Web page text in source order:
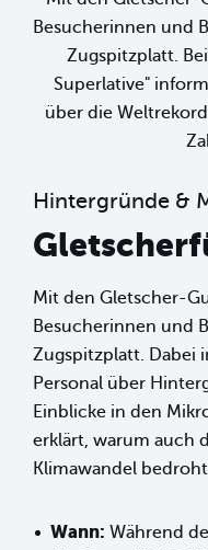
Besucherinnen und
Zugspitzplatt.
Superlative"
über die
Hintergründe &
Mit den Gletscher-
Besucherinnen und
Zugspitzplatt. Dabei
Personal über
Einblicke in den
erklärt, warum auch
Klimawandel
Wann: Während